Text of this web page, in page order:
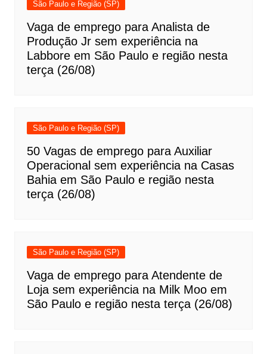
São Paulo e Região (SP)
Vaga de emprego para Analista de
Produção Jr sem experiência na
Labbore em São Paulo e região nesta
terça (26/08)
São Paulo e Região (SP)
50 Vagas de emprego para Auxiliar
Operacional sem experiência na Casas
Bahia em São Paulo e região nesta
terça (26/08)
São Paulo e Região (SP)
Vaga de emprego para Atendente de
Loja sem experiência na Milk Moo em
São Paulo e região nesta terça (26/08)